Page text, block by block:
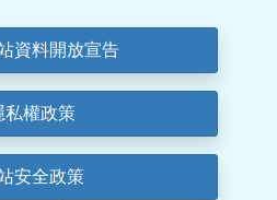
資料開放宣告
私權政策
安全政策